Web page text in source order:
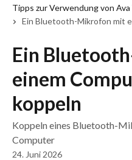
Tipps zur Verwendung von
Ein Bluetooth-Mikrofon mit
Ein
einem
koppeln
Koppeln eines Bluetooth-
Computer
24. Juni 2026